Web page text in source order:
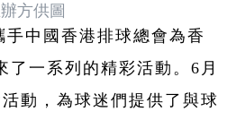
方供圖
手中國香港排球總會為香
了一系列的精彩活動。6月
動，為球迷們提供了與球